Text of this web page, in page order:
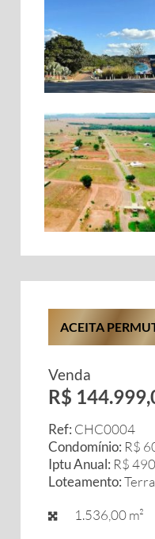
ACEITA
Venda
R$
Ref: CHC0004
Condomínio: R$
Iptu Anual: R$
Loteamento:
1.536,00 m²